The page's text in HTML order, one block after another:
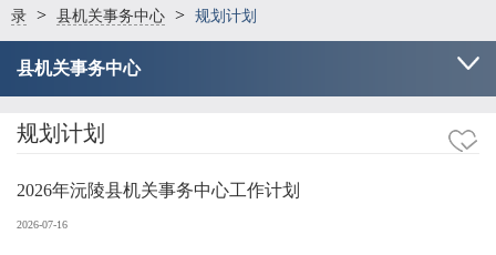
录 > 县机关事务中心 > 规划计划
县机关事务中心
规划计划
2026年沅陵县机关事务中心工作计划
2026-07-16